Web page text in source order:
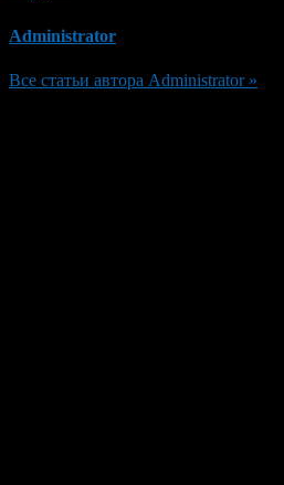
Administrator
Все статьи автора Administrator »